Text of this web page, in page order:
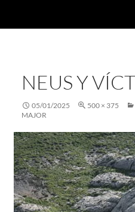
NEUS Y
05/01/2025 500 × 375
MAJOR